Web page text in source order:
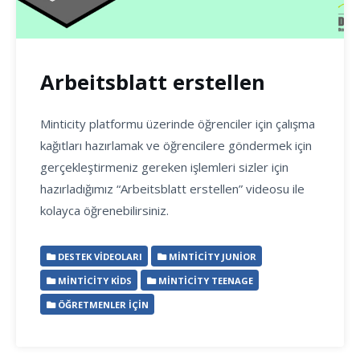
Arbeitsblatt erstellen
Minticity platformu üzerinde öğrenciler için çalışma
kağıtları hazırlamak ve öğrencilere göndermek için
gerçekleştirmeniz gereken işlemleri sizler için
hazırladığımız “Arbeitsblatt erstellen” videosu ile
kolayca öğrenebilirsiniz.
DESTEK VIDEOLARI
MINTICITY JUNIOR
MINTICITY KIDS
MINTICITY TEENAGE
ÖĞRETMENLER İÇIN